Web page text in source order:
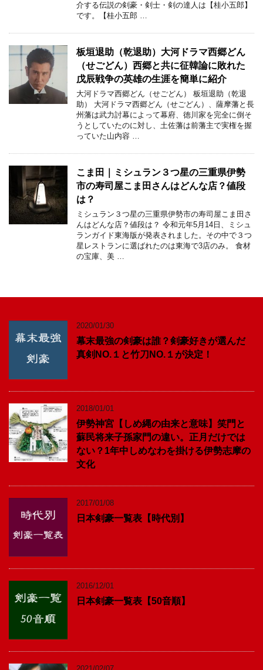
介する伝説の剣豪・剣士・剣の達人は【桂小五郎】
です。【桂小五郎 …
板垣退助（乾退助）大河ドラマ西郷どん
（せごどん）西郷と共に征韓論に敗れた
戊辰戦争の英雄の生涯を簡単に紹介
大河ドラマ西郷どん（せごどん） 板垣退助（乾退
助） 大河ドラマ西郷どん（せごどん）、薩摩藩と長
州藩は武力討幕によって幕府、徳川家を完全に倒そ
うとしていたのに対し、土佐藩は前藩主で実権を握
っていた山内容 …
こま田｜ミシュラン３つ星の三重県伊勢
市の寿司屋こま田さんはどんな店？値段
は？
ミシュラン３つ星の三重県伊勢市の寿司屋こま田さ
んはどんな店？値段は？ 令和元年5月14日、ミシュ
ランガイド東海版が発表されました。その中で３つ
星レストランに選ばれたのは東海で3店のみ。 食材
の宝庫、美 …
2020/01/30
幕末最強の剣豪は誰？剣豪好きが選んだ
真剣NO.１と竹刀NO.１が決定！
2018/01/01
伊勢神宮【しめ縄の由来と意味】笑門と
蘇民将来子孫家門の違い。正月だけでは
ない？1年中しめなわを掛ける伊勢志摩の
文化
2017/01/08
日本剣豪一覧表【時代別】
2016/12/01
日本剣豪一覧表【50音順】